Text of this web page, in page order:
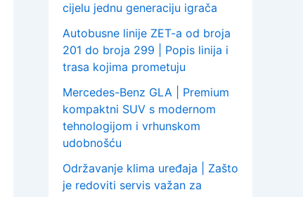
cijelu jednu generaciju igrača
Autobusne linije ZET-a od broja
201 do broja 299 | Popis linija i
trasa kojima prometuju
Mercedes-Benz GLA | Premium
kompaktni SUV s modernom
tehnologijom i vrhunskom
udobnošću
Održavanje klima uređaja | Zašto
je redoviti servis važan za